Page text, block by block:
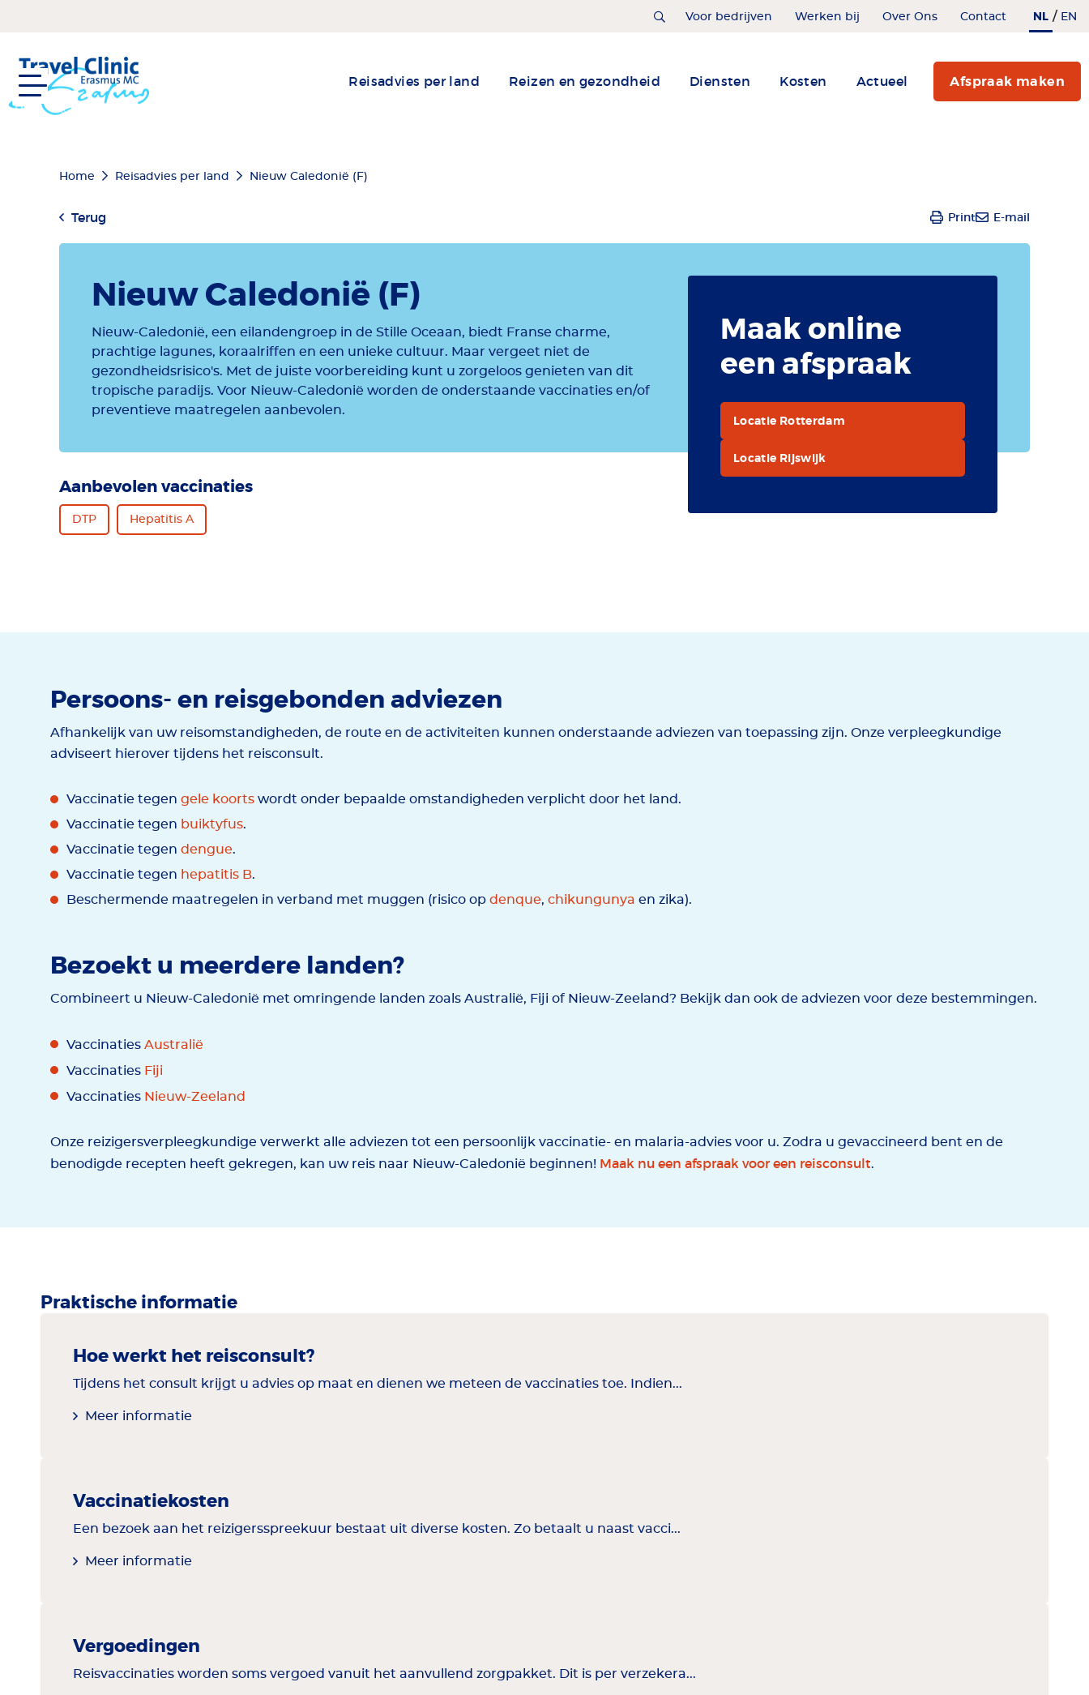
inhoud
gaan
HomeVoor bedrijven Werken bij Over Ons Contact NL / EN
Reisadvies per land Reizen en gezondheid Diensten Kosten Actueel Afspraak maken
Kruimelpad
Home Reisadvies per land Nieuw Caledonië (F)
Terug Print E-mail
Nieuw Caledonië (F)
Nieuw-Caledonië, een eilandengroep in de Stille Oceaan, biedt Franse charme,
prachtige lagunes, koraalriffen en een unieke cultuur. Maar vergeet niet de
gezondheidsrisico's. Met de juiste voorbereiding kunt u zorgeloos genieten van dit
tropische paradijs. Voor Nieuw-Caledonië worden de onderstaande vaccinaties en/of
preventieve maatregelen aanbevolen.
Aanbevolen vaccinaties
DTP Hepatitis A
Maak online
een afspraak
Locatie Rotterdam
Locatie Rijswijk
Persoons- en reisgebonden adviezen
Afhankelijk van uw reisomstandigheden, de route en de activiteiten kunnen onderstaande adviezen van toepassing zijn. Onze verpleegkundige
adviseert hierover tijdens het reisconsult.
Vaccinatie tegen gele koorts wordt onder bepaalde omstandigheden verplicht door het land.
Vaccinatie tegen buiktyfus.
Vaccinatie tegen dengue.
Vaccinatie tegen hepatitis B.
Beschermende maatregelen in verband met muggen (risico op denque, chikungunya en zika).
Bezoekt u meerdere landen?
Combineert u Nieuw-Caledonië met omringende landen zoals Australië, Fiji of Nieuw-Zeeland? Bekijk dan ook de adviezen voor deze bestemmingen.
Vaccinaties Australië
Vaccinaties Fiji
Vaccinaties Nieuw-Zeeland
Onze reizigersverpleegkundige verwerkt alle adviezen tot een persoonlijk vaccinatie- en malaria-advies voor u. Zodra u gevaccineerd bent en de
benodigde recepten heeft gekregen, kan uw reis naar Nieuw-Caledonië beginnen! Maak nu een afspraak voor een reisconsult.
Praktische informatie
Hoe werkt het reisconsult?
Tijdens het consult krijgt u advies op maat en dienen we meteen de vaccinaties toe. Indien...
Meer informatie
Vaccinatiekosten
Een bezoek aan het reizigersspreekuur bestaat uit diverse kosten. Zo betaalt u naast vacci...
Meer informatie
Vergoedingen
Reisvaccinaties worden soms vergoed vanuit het aanvullend zorgpakket. Dit is per verzekera...